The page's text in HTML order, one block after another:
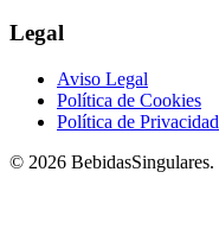
Legal
Aviso Legal
Política de Cookies
Política de Privacidad
© 2026 BebidasSingulares.